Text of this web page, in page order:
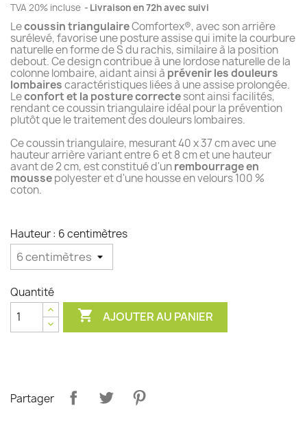
TVA 20% incluse Livraison en 72h avec suivi
Lecoussin triangulaireComfortex®, avec son arrière
surélevé, favorise une posture assise qui imite la courbure
naturelle en forme de S du rachis, similaire à la position
debout. Ce design contribue à une lordose naturelle de la
colonne lombaire, aidant ainsi à prévenir les douleurs
lombairescaractéristiques liées à une assise prolongée.
Leconfort et la posture correctesont ainsi facilités,
rendant ce coussin triangulaire idéal pour la prévention
plutôt que le traitement des douleurs lombaires.
Ce coussin triangulaire, mesurant 40 x 37 cm avec une
hauteur arrière variant entre 6 et 8 cm et une hauteur
avant de 2 cm, est constitué d'unrembourrage en
moussepolyester et d'une housse en velours 100 %
coton.
Hauteur : 6 centimètres
Quantité
 AJOUTER AU PANIER
Partager